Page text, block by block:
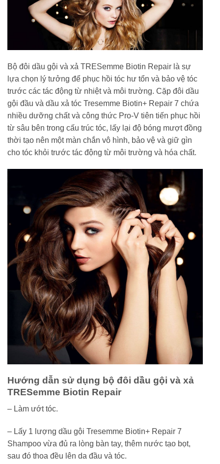
Bộ đôi dầu gội và xả TRESemme Biotin Repair là sự
lựa chọn lý tưởng để phục hồi tóc hư tổn và bảo vệ tóc
trước các tác động từ nhiệt và môi trường. Cặp đôi dầu
gội đầu và dầu xả tóc Tresemme Biotin+ Repair 7 chứa
nhiều dưỡng chất và công thức Pro-V tiên tiến phục hồi
từ sâu bên trong cấu trúc tóc, lấy lại độ bóng mượt đồng
thời tạo nên một màn chắn vô hình, bảo vệ và giữ gìn
cho tóc khỏi trước tác động từ môi trường và hóa chất.
Hướng dẫn sử dụng bộ đôi dầu gội và xả
TRESemme Biotin Repair
– Làm ướt tóc.
– Lấy 1 lượng dầu gội Tresemme Biotin+ Repair 7
Shampoo vừa đủ ra lòng bàn tay, thêm nước tạo bọt,
sau đó thoa đều lên da đầu và tóc.